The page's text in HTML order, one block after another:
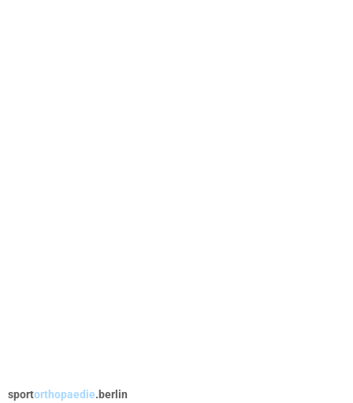
sportorthopaedie.berlin